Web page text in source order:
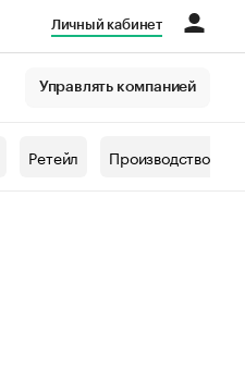
Личный кабинет
Управлять компанией
Ретейл Производство